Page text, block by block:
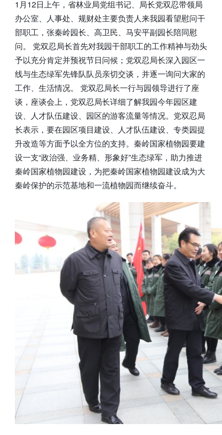
1月12日上午，省林业局党组书记、局长党双忍带领局
办公室、人事处、规财处主要负责人来我园看望慰问干
部职工，张秦岭园长、高卫民、马安平副园长陪同慰
问。 党双忍局长首先对我园干部职工的工作精神与劲头
予以充分肯定并预祝节日问候；党双忍局长深入园区一
线与生态绿军先锋队队员亲切交谈，并逐一询问大家的
工作、生活情况。 党双忍局长一行与园领导进行了座
谈，座谈会上，党双忍局长详细了解我园今年园区建
设、人才队伍建设、园区的游客流量等情况。党双忍局
长表示，要在园区项目建设、人才队伍建设、专类园提
升改造等方面予以全方位的支持。秦岭国家植物园要建
设一支“政治强、业务精、形象好”生态绿军，助力推进
秦岭国家植物园建设，为把秦岭国家植物园建设成为大
秦岭保护的示范基地和一流植物园而继续奋斗。